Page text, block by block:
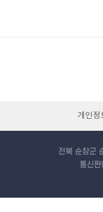
개인정